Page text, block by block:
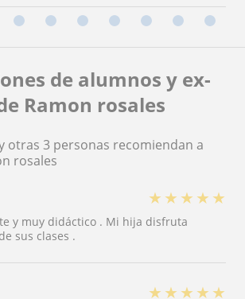
de alumnos y ex-
Ramon rosales
otras 3 personas recomiendan a
rosales
★ ★ ★ ★ ★
y muy didáctico . Mi hija disfruta
sus clases .
★ ★ ★ ★ ★